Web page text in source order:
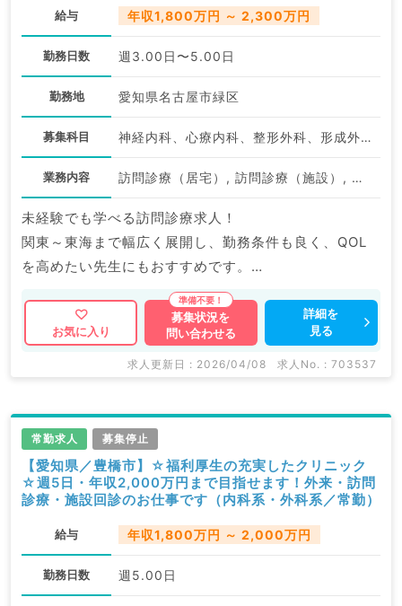
給与 年収1,800万円 ～ 2,300万円
勤務日数 週3.00日〜5.00日
勤務地 愛知県名古屋市緑区
募集科目 神経内科、心療内科、整形外科、形成外科、美容外科、脳神経外科、呼吸器外科、心臓血管外科、小児外科、泌尿器科、一般内科、循環器内科、呼吸器内科、消化器内科、内分泌・代謝内科、腎臓内科、老年内科、外科系全般、一般外科、消化器外科、乳腺外科、膠原病科、スポーツ整形外科、大腸・肛門外科、脊髄・脊椎外科
業務内容 訪問診療（居宅）, 訪問診療（施設）, その他
未経験でも学べる訪問診療求人！
関東～東海まで幅広く展開し、勤務条件も良く、QOL
を高めたい先生にもおすすめです。
横浜にて新規OPENも控えており、役職採用なども検討
状況に合わせ、条件提示をいただけますので、ぜひご検
マイナビDOCTORでは病院やクリニックなどの医療機
関求人はもちろんのこと、
掲載情報以外にも産業医等の企業系求人も多数扱ってい
ます。
求人内容の詳細等はお気軽にお問合せ下さい。
お気に入り
募集状況を
問い合わせる
詳細を
見る
求人更新日 : 2026/04/08 求人No. : 703537
常勤求人 募集停止
【愛知県／豊橋市】☆福利厚生の充実したクリニック
☆週5日・年収2,000万円まで目指せます！外来・訪問
診療・施設回診のお仕事です（内科系・外科系／常勤）
給与 年収1,800万円 ～ 2,000万円
勤務日数 週5.00日